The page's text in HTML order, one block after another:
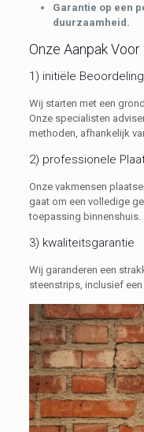
Garantie op een
duurzaamheid.
Onze Aanpak
1) initiële Beoordeling
Wij starten met een
Onze specialisten
methoden, afhankelijk
2) professionele
Onze vakmensen
gaat om een volledige
toepassing binnenshuis.
3) kwaliteitsgarantie
Wij garanderen een
steenstrips, inclusief